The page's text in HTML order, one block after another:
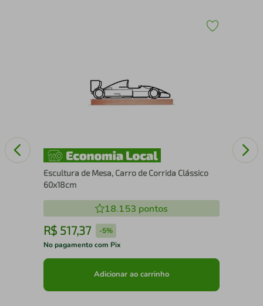
Escultura de Mesa, Carro de Corrida Clássico
60x18cm
18.153 pontos
R$ 517,37 -5%
No pagamento com Pix
Adicionar ao carrinho